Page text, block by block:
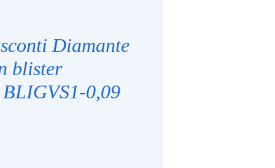
Diamante
blister
0,09